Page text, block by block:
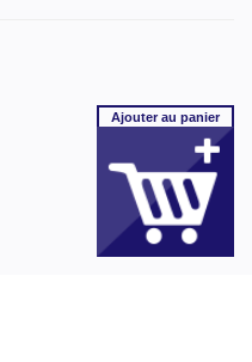
Ajouterau panier